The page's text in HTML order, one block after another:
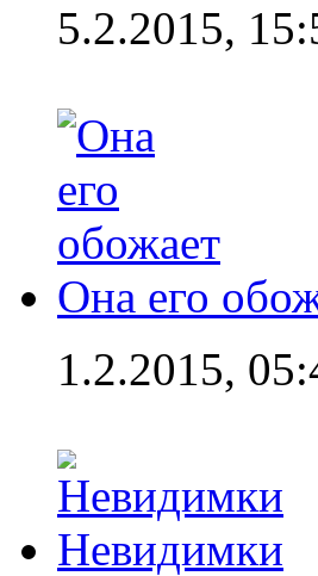
5.2.2015,
Она его
1.2.2015,
Невидимки